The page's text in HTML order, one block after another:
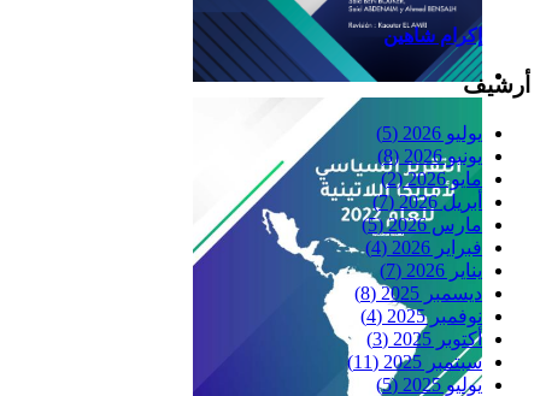
Reflexiones
إكرام شاهين
أرشيف
يوليو 2026
(5)
يونيو 2026
(8)
مايو 2026
(2)
أبريل 2026
(7)
مارس 2026
(5)
فبراير 2026
(4)
يناير 2026
(7)
ديسمبر 2025
(8)
نوفمبر 2025
(4)
أكتوبر 2025
(3)
سبتمبر 2025
(11)
يوليو 2025
(5)